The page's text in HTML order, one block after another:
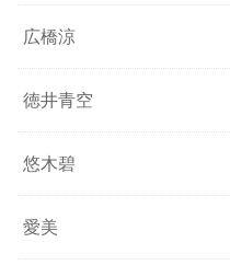
広橋涼
徳井青空
悠木碧
愛美